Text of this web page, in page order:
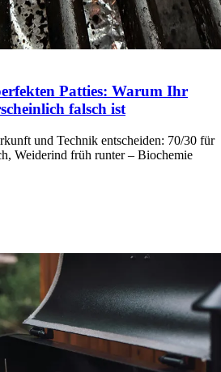
Patties: Warum Ihr
falsch ist
und Technik entscheiden: 70/30 für
Weiderind früh runter – Biochemie